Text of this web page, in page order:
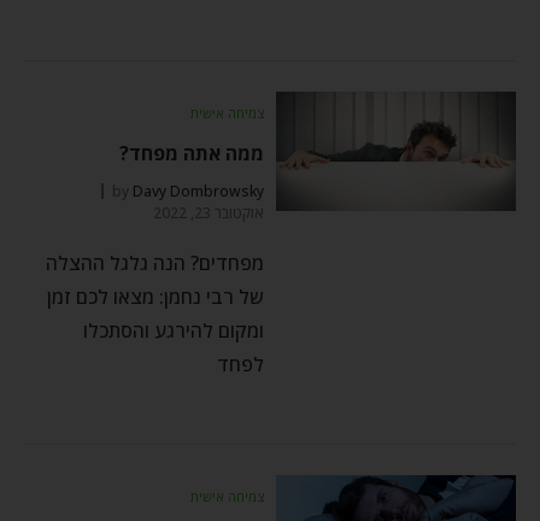
צמיחה אישית
ממה אתה מפחד?
by Davy Dombrowsky
אוקטובר 23, 2022
מפחדים? הנה גלגל ההצלה
של רבי נחמן: מצאו לכם זמן
ומקום להירגע והסתכלו
לפחד
צמיחה אישית